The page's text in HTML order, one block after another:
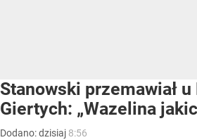
Stanowski przemawiał
Giertych: „Wazelina
Dodano:dzisiaj 8:56